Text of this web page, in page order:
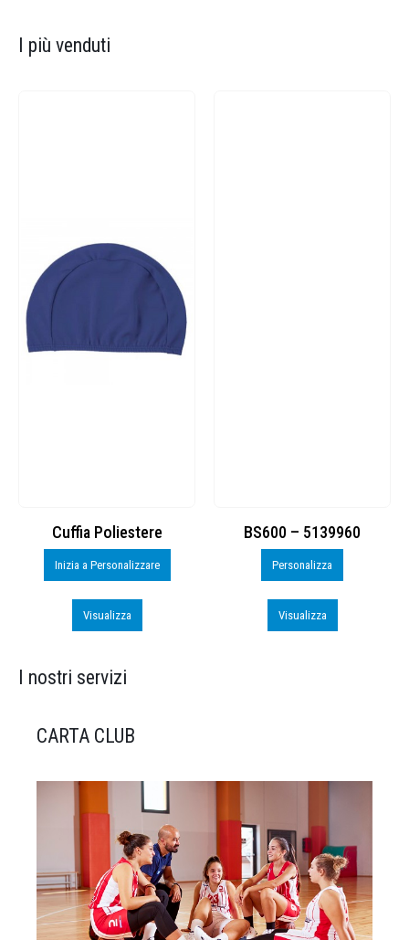
I più venduti
Cuffia Poliestere
Inizia a Personalizzare
Visualizza
BS600 – 5139960
Personalizza
Visualizza
I nostri servizi
CARTA CLUB